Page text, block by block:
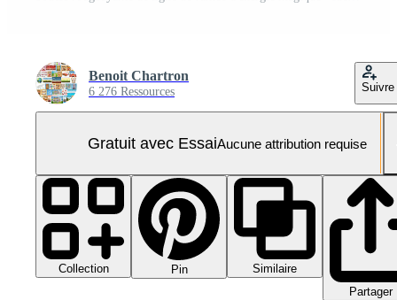
Benoit Chartron
6 276 Ressources Suivre
Gratuit avec EssaiAucune attribution requise
Collection Pin
Similaire
Partager